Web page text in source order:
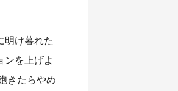
明け暮れた
ンを上げよ
きたらやめ